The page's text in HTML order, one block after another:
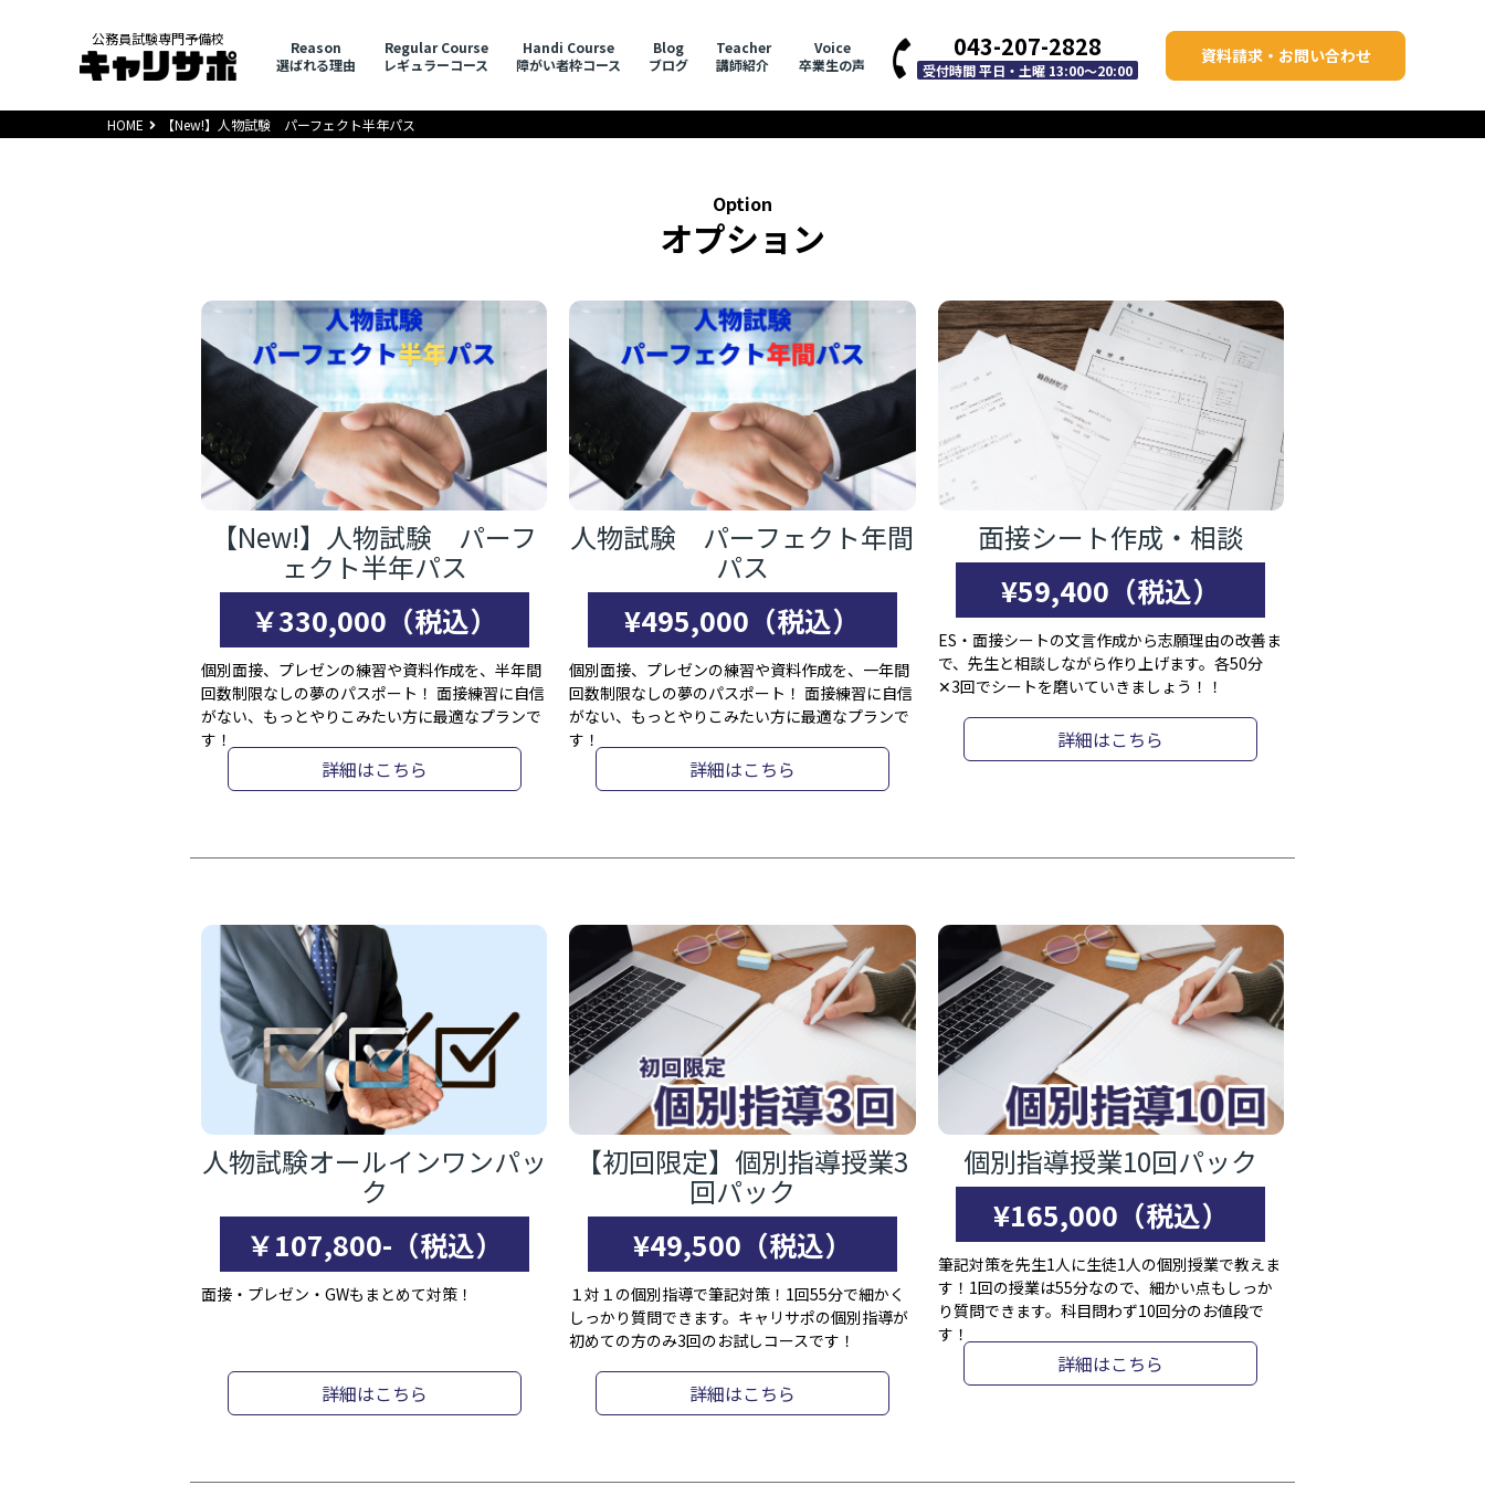
公務員試験専門予備校
Reason
選ばれる理由
Regular Course
レギュラーコース
Handi Course
障がい者枠コース
Blog
ブログ
Teacher
講師紹介
Voice
卒業生の声
043-207-2828
受付時間 平日・土曜 13:00～20:00
資料請求・お問い合わせ
HOME 【New!】人物試験 パーフェクト半年パス
Option
オプション
【New!】人物試験 パーフ
ェクト半年パス
￥330,000（税込）
個別面接、プレゼンの練習や資料作成を、半年間
回数制限なしの夢のパスポート！ 面接練習に自信
がない、もっとやりこみたい方に最適なプランで
す！
詳細はこちら
人物試験 パーフェクト年間
パス
¥495,000（税込）
個別面接、プレゼンの練習や資料作成を、一年間
回数制限なしの夢のパスポート！ 面接練習に自信
がない、もっとやりこみたい方に最適なプランで
す！
詳細はこちら
面接シート作成・相談
¥59,400（税込）
ES・面接シートの文言作成から志願理由の改善ま
で、先生と相談しながら作り上げます。各50分
✕3回でシートを磨いていきましょう！！
詳細はこちら
人物試験オールインワンパッ
ク
￥107,800-（税込）
面接・プレゼン・GWもまとめて対策！
詳細はこちら
【初回限定】個別指導授業3
回パック
¥49,500（税込）
１対１の個別指導で筆記対策！1回55分で細かく
しっかり質問できます。キャリサポの個別指導が
初めての方のみ3回のお試しコースです！
詳細はこちら
個別指導授業10回パック
¥165,000（税込）
筆記対策を先生1人に生徒1人の個別授業で教えま
す！1回の授業は55分なので、細かい点もしっか
り質問できます。科目問わず10回分のお値段で
す！
詳細はこちら